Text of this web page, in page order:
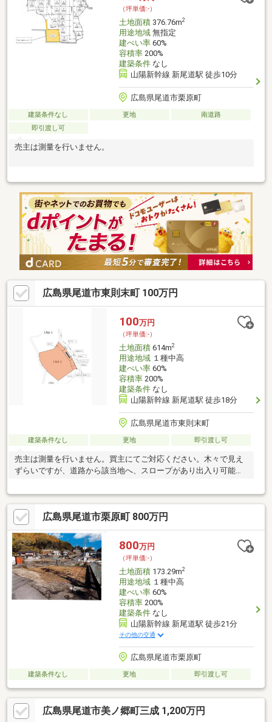
（坪単価:-）
土地面積376.76m2
用途地域無指定
建ぺい率60%
容積率200%
建築条件なし
山陽新幹線 新尾道駅 徒歩10分
広島県尾道市栗原町
建築条件なし 更地
南道路
即引渡し可
売主は測量を行いません。
広島県尾道市東則末町 100万円
100万円
（坪単価:-）
土地面積614m2
用途地域１種中高
建ぺい率60%
容積率200%
建築条件なし
山陽新幹線 新尾道駅 徒歩18分
広島県尾道市東則末町
建築条件なし 更地 即引渡し可
売主は測量を行いません。買主にてご対応ください。木々で見え
ずらいですが、道路から該当地へ、スロープがあり出入り可能で
広島県尾道市栗原町 800万円
800万円
（坪単価:-）
土地面積173.29m2
用途地域１種中高
建ぺい率60%
容積率200%
建築条件なし
山陽新幹線 新尾道駅 徒歩21分
その他の交通
広島県尾道市栗原町
建築条件なし 更地 即引渡し可
広島県尾道市美ノ郷町三成 1,200万円